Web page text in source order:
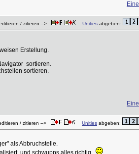
/ zitieren --> Unities abgeben:
Erstellung.
sortieren.
sortieren.
/ zitieren --> Unities abgeben:
als Abbruchstelle.
und schwupps alles richtig.